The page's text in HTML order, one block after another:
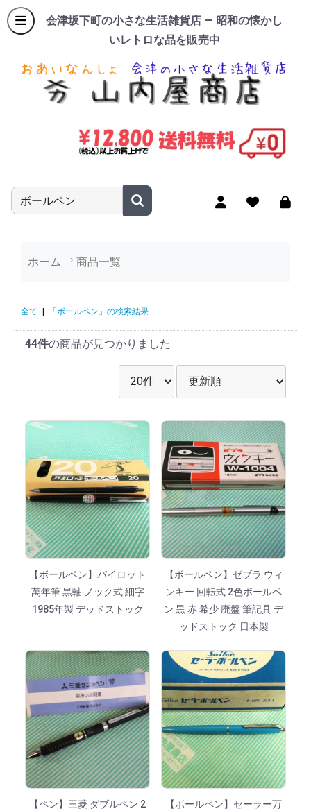
会津坂下町の小さな生活雑貨店 — 昭和の懐かし
いレトロな品を販売中
商品名やキーワードを入力
ホーム 商品一覧
「ボールペン」の検索結果
全て 「ボールペン」の検索結果
44件の商品が見つかりました
並び順を選択
【ボールペン】パイロット
萬年筆 黒軸 ノック式 細字
1985年製 デッドストック
【ボールペン】ゼブラ ウィ
ンキー 回転式 2色ボールペ
ン 黒 赤 希少 廃盤 筆記具 デ
ッドストック 日本製
【ペン】三菱 ダブルペン 2
【ボールペン】セーラー万